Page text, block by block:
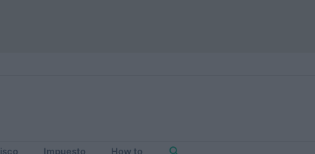
Impuesto How to